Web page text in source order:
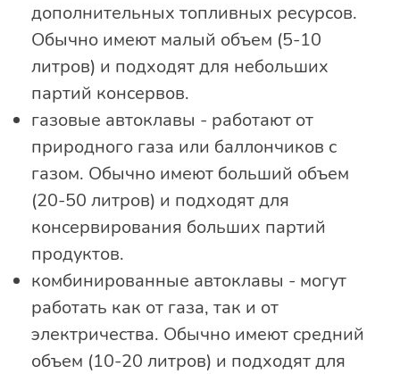
дополнительных топливных ресурсов.
Обычно имеют малый объем (5-10
литров) и подходят для небольших
партий консервов.
газовые автоклавы - работают от
природного газа или баллончиков с
газом. Обычно имеют больший объем
(20-50 литров) и подходят для
консервирования больших партий
продуктов.
комбинированные автоклавы - могут
работать как от газа, так и от
электричества. Обычно имеют средний
объем (10-20 литров) и подходят для